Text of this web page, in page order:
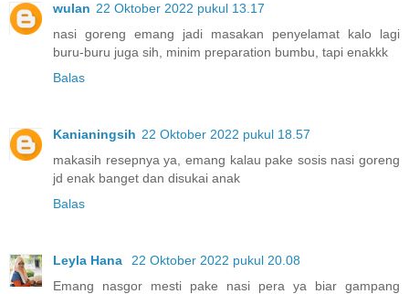
wulan 22 Oktober 2022 pukul 13.17
nasi goreng emang jadi masakan penyelamat kalo lagi
buru-buru juga sih, minim preparation bumbu, tapi enakkk
Balas
Kanianingsih 22 Oktober 2022 pukul 18.57
makasih resepnya ya, emang kalau pake sosis nasi goreng
jd enak banget dan disukai anak
Balas
Leyla Hana
22 Oktober 2022 pukul 20.08
Emang nasgor mesti pake nasi pera ya biar gampang